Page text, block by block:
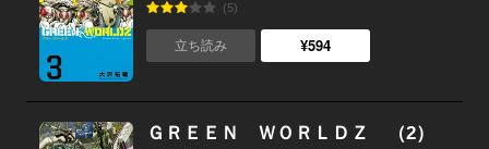
(5)
立ち読み ¥594
ＧＲＥＥＮ ＷＯＲＬＤＺ （2）